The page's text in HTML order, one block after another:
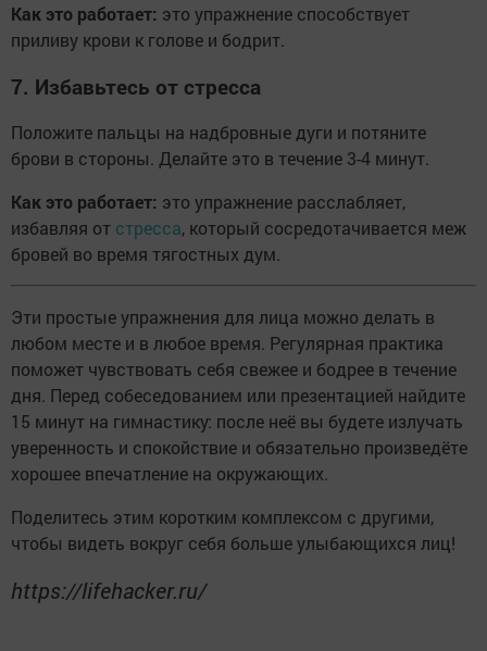
Как это работает: это упражнение способствует
приливу крови к голове и бодрит.
7. Избавьтесь от стресса
Положите пальцы на надбровные дуги и потяните
брови в стороны. Делайте это в течение 3-4 минут.
Как это работает: это упражнение расслабляет,
избавляя от стресса, который сосредотачивается меж
бровей во время тягостных дум.
Эти простые упражнения для лица можно делать в
любом месте и в любое время. Регулярная практика
поможет чувствовать себя свежее и бодрее в течение
дня. Перед собеседованием или презентацией найдите
15 минут на гимнастику: после неё вы будете излучать
уверенность и спокойствие и обязательно произведёте
хорошее впечатление на окружающих.
Поделитесь этим коротким комплексом с другими,
чтобы видеть вокруг себя больше улыбающихся лиц!
https://lifehacker.ru/